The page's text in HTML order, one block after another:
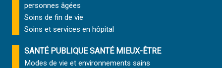
personnes âgées
Soins de fin de vie
Soins et services en hôpital
SANTÉ PUBLIQUE SANTÉ MIEUX-ÊTRE
Modes de vie et environnements sains